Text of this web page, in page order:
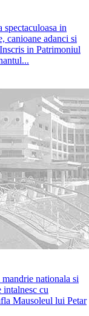
in
canioane adanci si
in Patrimoniul
nationala si
intalnesc cu
Mausoleul lui Petar